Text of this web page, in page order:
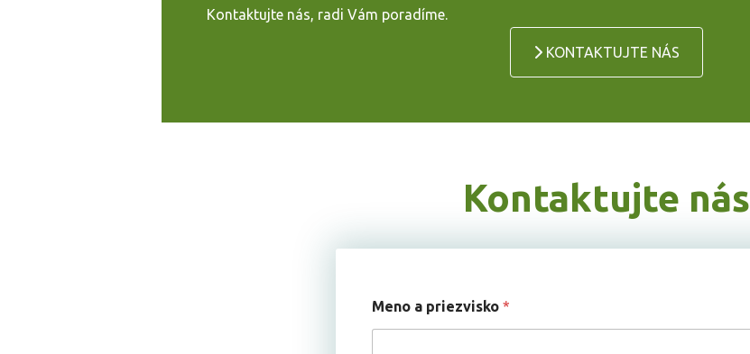
Kontaktujte nás, radi Vám poradíme.
KONTAKTUJTE NÁS
Kontaktujte nás
Meno a priezvisko *